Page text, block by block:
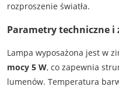
rozproszenie światła.
Parametry techniczne i
Lampa wyposażona jest w
mocy 5 W, co zapewnia
lumenów. Temperatura